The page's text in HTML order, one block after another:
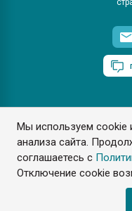
Мы используем cookie
анализа сайта.
соглашаетесь с
Отключение cookie
ПластЭксперт
Разрешается